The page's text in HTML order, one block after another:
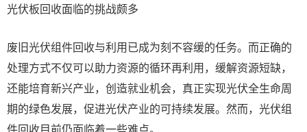
光伏板回收面临的挑战颇多
废旧光伏组件回收与利用已成为刻不容缓的任务。而正确的
处理方式不仅可以助力资源的循环再利用，缓解资源短缺，
还能培育新兴产业，创造就业机会，真正实现光伏全生命周
期的绿色发展，促进光伏产业的可持续发展。然而，光伏组
件回收目前仍面临着一些难点。